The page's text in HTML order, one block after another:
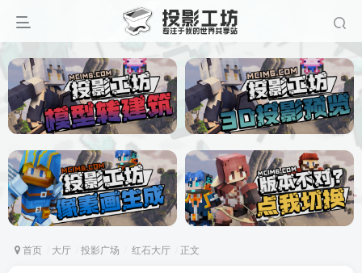
首页 大厅 投影广场 红石大厅 正文